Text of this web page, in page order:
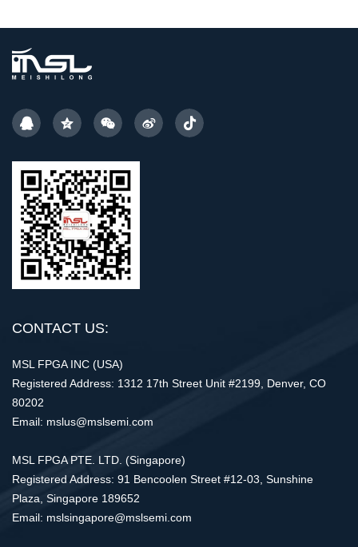
CONTACT US:
MSL FPGA INC (USA)
Registered Address: 1312 17th Street Unit #2199, Denver, CO
80202
Email: mslus@mslsemi.com
MSL FPGA PTE. LTD. (Singapore)
Registered Address: 91 Bencoolen Street #12-03, Sunshine
Plaza, Singapore 189652
Email: mslsingapore@mslsemi.com